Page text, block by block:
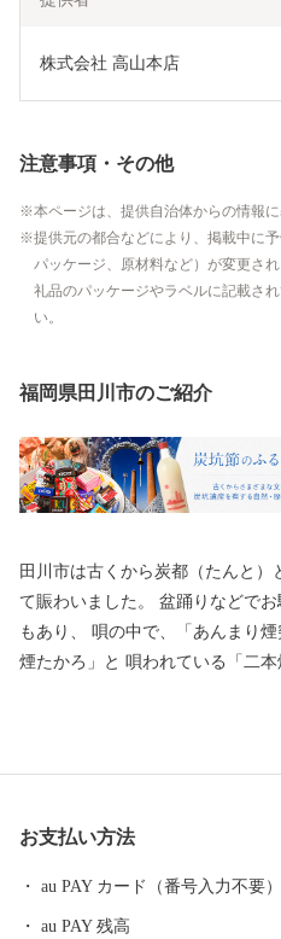
株式会社 高山本店
注意事項・その他
本ページは、提供自治体からの情報
提供元の都合などにより、掲載中に
パッケージ、原材料など）が変更さ
礼品のパッケージやラベルに記載さ
い。
福岡県田川市のご紹介
田川市は古くから炭都（たんと）
て賑わいました。 盆踊りなどで
もあり、 唄の中で、「あんまり
煙たかろ」と 唄われている「二
クション」など、 数々の炭坑遺
お支払い方法
au PAY カード（番号入力不要）
au PAY 残高